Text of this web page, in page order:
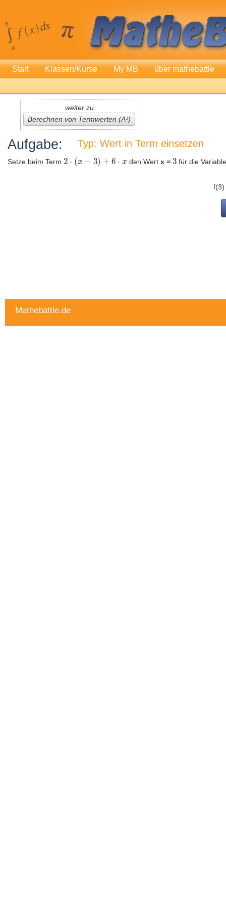
Start Klassen/Kurse My MB über mathebattle
weiter zu
Berechnen von Termwerten (A³)
Aufgabe: Typ: Wert in Term einsetzen
Setze beim Term den Wert x = für die
Mathebattle.de